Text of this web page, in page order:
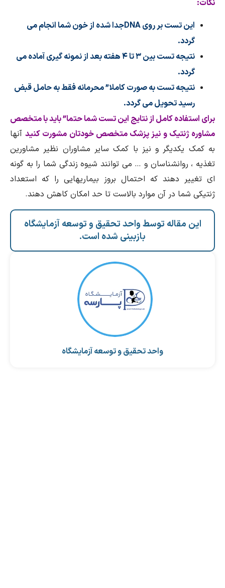
نکات:
این تست بر رویDNAجدا شده از خون شما انجام می
گردد.
نتیجه تست بین ۳ تا ۴ هفته بعد از نمونه گیری آماده می
گردد.
نتیجه تست به صورت کاملا” محرمانه فقط به حامل قبض
رسید تحویل می گردد.
برای استفاده کامل از نتایج این تست شما حتما” باید با متخصص
مشاوره ژنتیک و نیز پزشک متخصص خودتان مشورت کنیدآنها
به کمک یکدیگر و نیز با کمک سایر مشاوران نظیر مشاورین
تغذیه ، روانشناسان و … می توانند شیوه زندگی شما را به گونه
ای تغییر دهند که احتمال بروز بیماریهایی را که استعداد
ژنتیکی شما در آن موارد بالاست تا حد امکان کاهش دهند.
این مقاله توسط واحد تحقیق و توسعه آزمایشگاه
بازبینی شده است.
واحد تحقیق و توسعه آزمایشگاه